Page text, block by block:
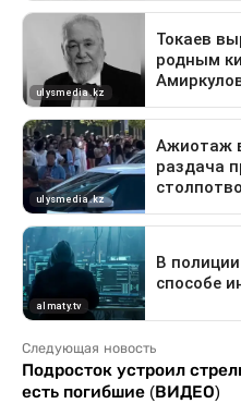
Следующая новость
Подросток устроил
есть погибшие (ВИДЕО)